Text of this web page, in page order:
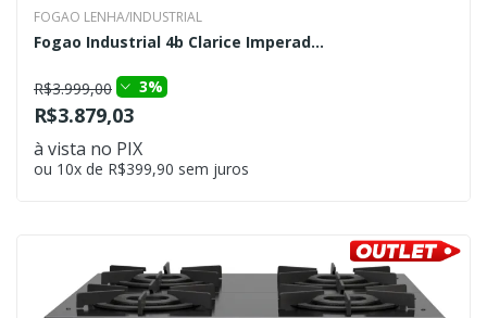
FOGAO LENHA/INDUSTRIAL
Fogao Industrial 4b Clarice Imperad...
R$3.999,00 3%
R$3.879,03
à vista no PIX
ou 10x de R$399,90 sem juros